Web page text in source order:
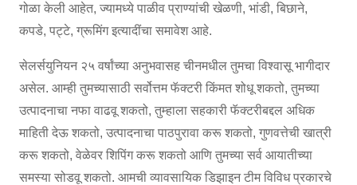
गोळा केली आहेत, ज्यामध्ये पाळीव प्राण्यांची खेळणी, भांडी, बिछाने,
कपडे, पट्टे, ग्रूमिंग इत्यादींचा समावेश आहे.
सेलर्सयुनियन २५ वर्षांच्या अनुभवासह चीनमधील तुमचा विश्वासू भागीदार
असेल. आम्ही तुमच्यासाठी सर्वोत्तम फॅक्टरी किंमत शोधू शकतो, तुमच्या
उत्पादनाचा नफा वाढवू शकतो, तुम्हाला सहकारी फॅक्टरीबद्दल अधिक
माहिती देऊ शकतो, उत्पादनाचा पाठपुरावा करू शकतो, गुणवत्तेची खात्री
करू शकतो, वेळेवर शिपिंग करू शकतो आणि तुमच्या सर्व आयातीच्या
समस्या सोडवू शकतो. आमची व्यावसायिक डिझाइन टीम विविध प्रकारचे